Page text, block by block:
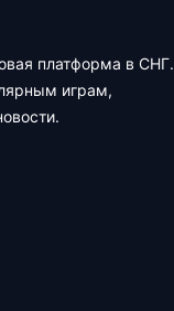
платформа в СНГ.
играм,